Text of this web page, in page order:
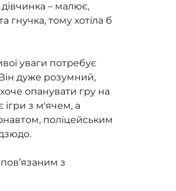
– малює,
гнучка, тому хотіла б
уваги потребує
дуже розумний,
опанувати гру на
ігри з м'ячем, а
поліцейським
з